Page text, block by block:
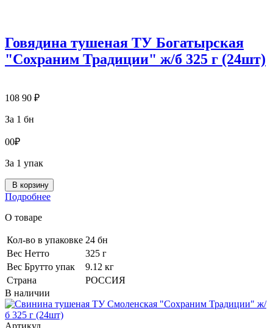
Говядина тушеная ТУ Богатырская
"Сохраним Традиции" ж/б 325 г (24шт)
108 90 ₽
За 1 бн
00₽
За 1 упак
В корзину
Подробнее
О товаре
Кол-во в упаковке 24 бн
Вес Нетто
325 г
Вес Брутто упак
9.12 кг
Страна
РОССИЯ
В наличии